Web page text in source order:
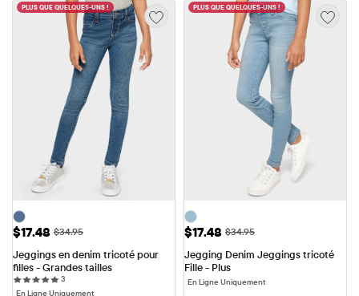
PLUS QUE QUELQUES-UNS !
Prix ​​de vente: $17.48
$17.48 Prix ​​d'origine: $34.95
$34.95
Jeggings en denim tricoté pour
filles - Grandes tailles
33 reviews
En Ligne Uniquement
PLUS QUE QUELQUES-UNS !
Prix ​​de vente: $17.48
$17.48 Prix ​​d'origine: $34.95
$34.95
Jegging Denim Jeggings tricoté
Fille - Plus
En Ligne Uniquement